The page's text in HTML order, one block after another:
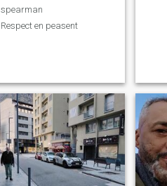
spearman
Respect en peasent